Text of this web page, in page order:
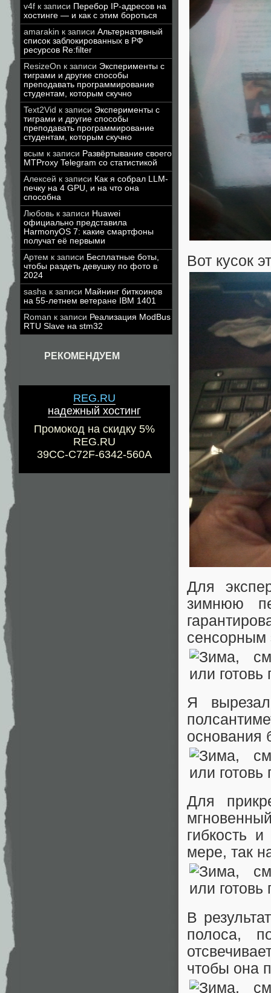
v4f к записи Перебор IP-адресов на
хостинге — и как с этим бороться
amarakin к записи Альтернативный
список заблокированных в РФ
ресурсов Re:filter
ResizeOn к записи Эксперименты с
тиграми и другие способы
преподавать программирование
студентам, которым скучно
Text2Vid к записи Эксперименты с
тиграми и другие способы
преподавать программирование
студентам, которым скучно
всым к записи Развёртывание своего
MTProxy Telegram со статистикой
Алексей к записи Как я собрал LLM-
печку на 4 GPU, и на что она
способна
Любовь к записи Huawei
официально представила
HarmonyOS 7: какие смартфоны
получат её первыми
Артем к записи Бесплатные боты,
чтобы раздеть девушку по фото в
2024
sasha к записи Майнинг биткоинов
на 55-летнем ветеране IBM 1401
Roman к записи Реализация ModBus
RTU Slave на stm32
РЕКОМЕНДУЕМ
REG.RU
надежный хостинг
Промокод на скидку 5%
REG.RU
39CC-C72F-6342-560A
Вот кусок
Для
зимнюю
сенсорным
Я
основания
Для
гибкость
мере, так
В
полоса,
чтобы она